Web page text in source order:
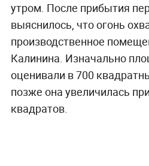
утром. После прибытия
выяснилось, что огонь
производственное
Калинина. Изначально
оценивали в 700
позже она увеличилась
квадратов.